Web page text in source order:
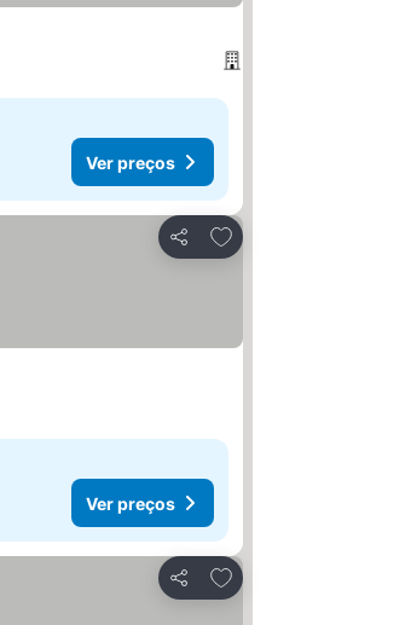
Ver preços
Partilhar
Adicionar aos favoritos
Ver preços
Partilhar
Adicionar aos favoritos